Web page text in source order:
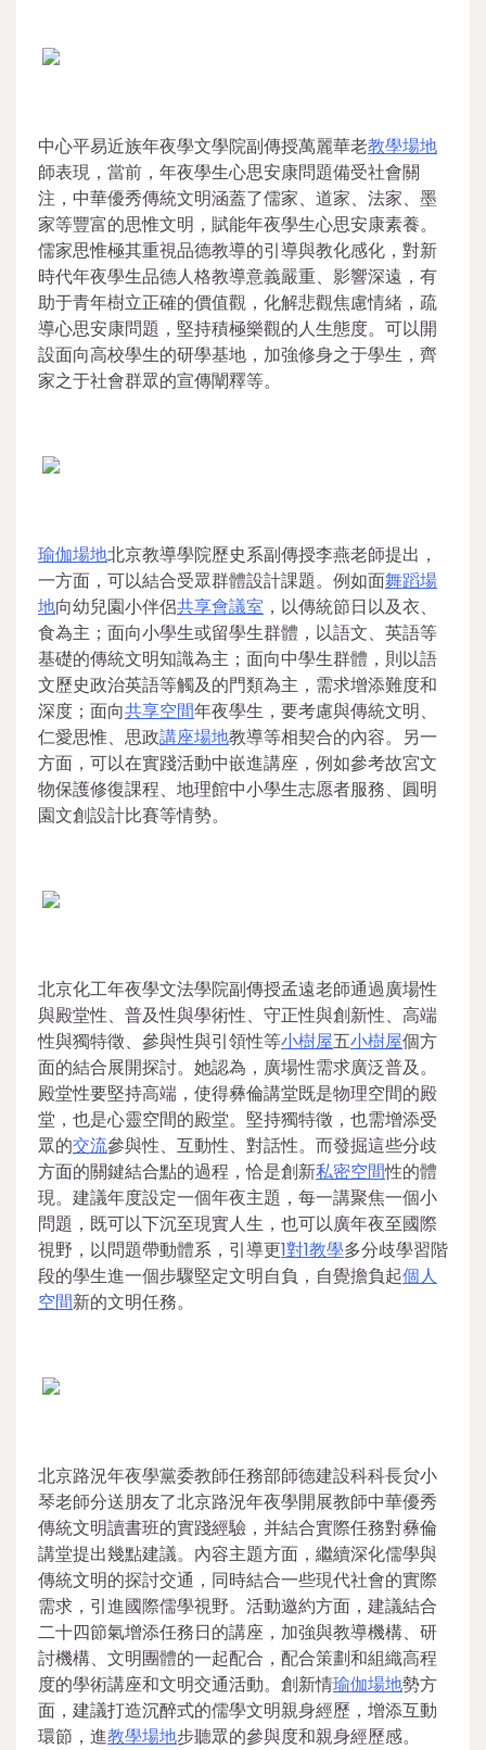
中心平易近族年夜學文學院副傳授萬麗華老教學場地
師表現，當前，年夜學生心思安康問題備受社會關
注，中華優秀傳統文明涵蓋了儒家、道家、法家、墨
家等豐富的思惟文明，賦能年夜學生心思安康素養。
儒家思惟極其重視品德教導的引導與教化感化，對新
時代年夜學生品德人格教導意義嚴重、影響深遠，有
助于青年樹立正確的價值觀，化解悲觀焦慮情緒，疏
導心思安康問題，堅持積極樂觀的人生態度。可以開
設面向高校學生的研學基地，加強修身之于學生，齊
家之于社會群眾的宣傳闡釋等。
瑜伽場地北京教導學院歷史系副傳授李燕老師提出，
一方面，可以結合受眾群體設計課題。例如面舞蹈場
地向幼兒園小伴侶共享會議室 ，以傳統節日以及衣、
食為主；面向小學生或留學生群體，以語文、英語等
基礎的傳統文明知識為主；面向中學生群體，則以語
文歷史政治英語等觸及的門類為主，需求增添難度和
深度；面向共享空間年夜學生，要考慮與傳統文明、
仁愛思惟、思政講座場地教導等相契合的內容。另一
方面，可以在實踐活動中嵌進講座，例如參考故宮文
物保護修復課程、地理館中小學生志愿者服務、圓明
園文創設計比賽等情勢。
北京化工年夜學文法學院副傳授孟遠老師通過廣場性
與殿堂性、普及性與學術性、守正性與創新性、高端
性與獨特徵、參與性與引領性等小樹屋五小樹屋個方
面的結合展開探討。她認為，廣場性需求廣泛普及。
殿堂性要堅持高端，使得彝倫講堂既是物理空間的殿
堂，也是心靈空間的殿堂。堅持獨特徵，也需增添受
眾的交流參與性、互動性、對話性。而發掘這些分歧
方面的關鍵結合點的過程，恰是創新私密空間性的體
現。建議年度設定一個年夜主題，每一講聚焦一個小
問題，既可以下沉至現實人生，也可以廣年夜至國際
視野，以問題帶動體系，引導更1對1教學多分歧學習階
段的學生進一個步驟堅定文明自負，自覺擔負起個人
空間新的文明任務。
北京路況年夜學黨委教師任務部師德建設科科長贠小
琴老師分送朋友了北京路況年夜學開展教師中華優秀
傳統文明讀書班的實踐經驗，并結合實際任務對彝倫
講堂提出幾點建議。內容主題方面，繼續深化儒學與
傳統文明的探討交通，同時結合一些現代社會的實際
需求，引進國際儒學視野。活動邀約方面，建議結合
二十四節氣增添任務日的講座，加強與教導機構、研
討機構、文明團體的一起配合，配合策劃和組織高程
度的學術講座和文明交通活動。創新情瑜伽場地勢方
面，建議打造沉醉式的儒學文明親身經歷，增添互動
環節，進教學場地步聽眾的參與度和親身經歷感。